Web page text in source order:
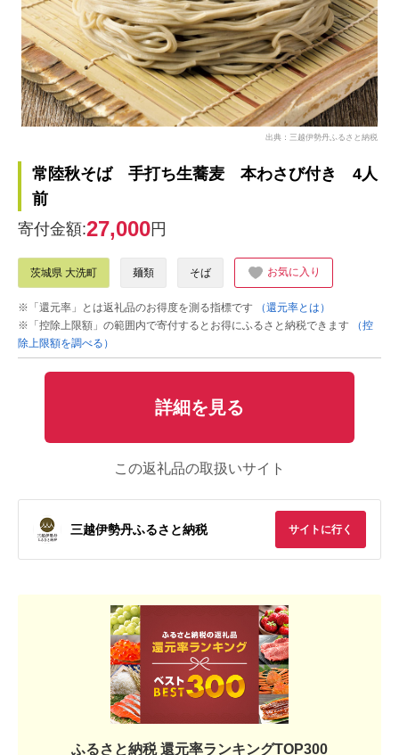
出典：三越伊勢丹ふるさと納税
常陸秋そば 手打ち生蕎麦 本わさび付き 4人
前
寄付金額:27,000円
茨城県 大洗町 麺類 そば お気に入り
※「還元率」とは返礼品のお得度を測る指標です
（還元率とは）
※「控除上限額」の範囲内で寄付するとお得にふるさと納税できます
（控
除上限額を調べる）
詳細を見る
この返礼品の取扱いサイト
三越伊勢丹ふるさと納税 サイトに行く
ふるさと納税 還元率ランキングTOP300